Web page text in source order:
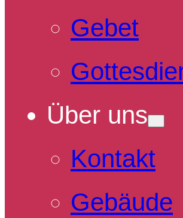
Gebet
Über uns
Kontakt
Gebäude